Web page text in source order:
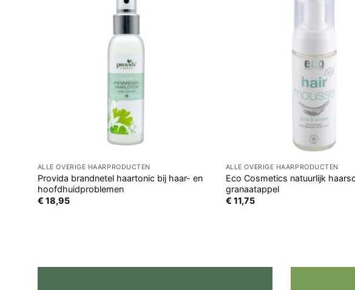
ALLE OVERIGE HAARPRODUCTEN
Provida brandnetel haartonic bij haar- en
hoofdhuidproblemen
€ 18,95
ALLE OVERIGE HAARPRODUCTEN
Eco Cosmetics natuurlijk
granaatappel
€ 11,75